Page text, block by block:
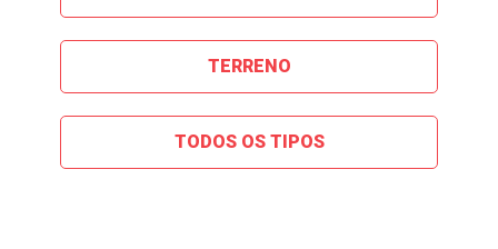
TERRENO
TODOS OS TIPOS